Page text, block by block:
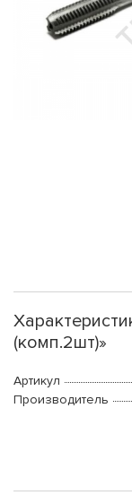
(комп.2шт)»
Артикул
Производитель